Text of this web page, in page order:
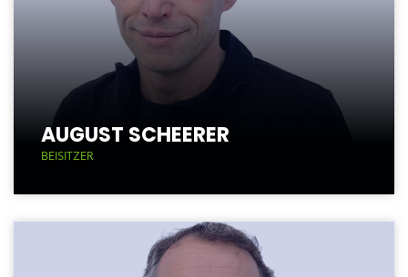
AUGUST SCHEERER
BEISITZER